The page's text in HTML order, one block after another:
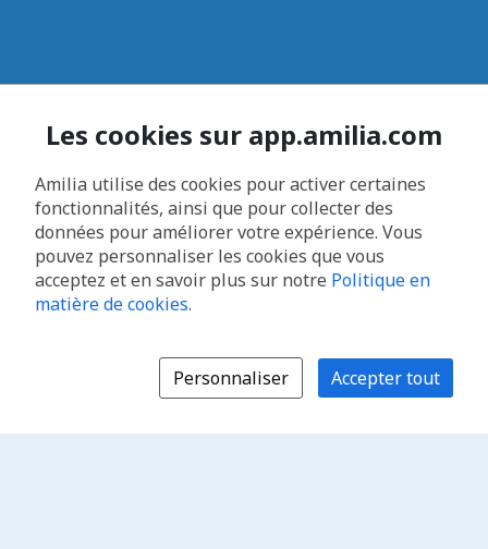
Les cookies sur app.amilia.com
Amilia utilise des cookies pour activer certaines
fonctionnalités, ainsi que pour collecter des
données pour améliorer votre expérience. Vous
pouvez personnaliser les cookies que vous
acceptez et en savoir plus sur notre Politique en
matière de cookies.
Personnaliser Accepter tout